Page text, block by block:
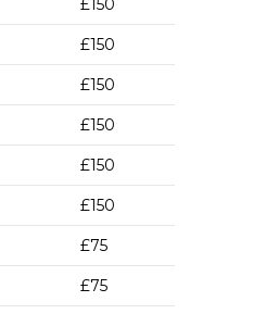
£150
£150
£150
£150
£150
£75
£75